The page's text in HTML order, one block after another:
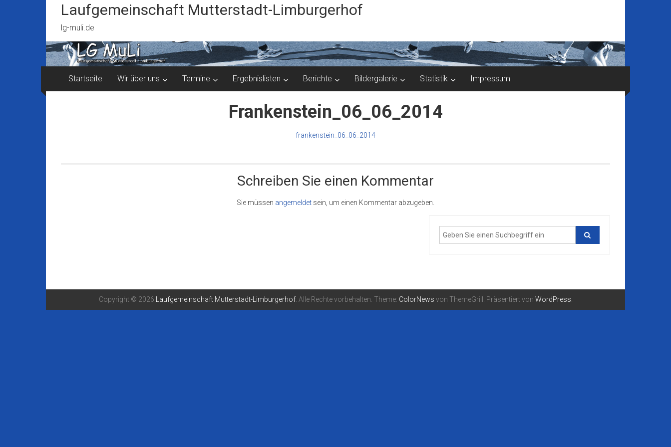
Inhalt
springen
Laufgemeinschaft Mutterstadt-Limburgerhof
lg-muli.de
Startseite Wir über uns Termine Ergebnislisten Berichte Bildergalerie Statistik Impressum
Frankenstein_06_06_2014
frankenstein_06_06_2014
Schreiben Sie einen Kommentar
Sie müssen angemeldet sein, um einen Kommentar abzugeben.
Copyright © 2026 Laufgemeinschaft Mutterstadt-Limburgerhof. Alle Rechte vorbehalten. Theme: ColorNews von ThemeGrill. Präsentiert von WordPress.